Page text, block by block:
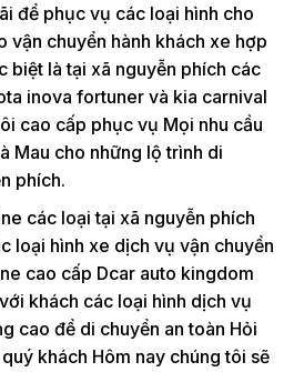
để phục vụ các loại hình cho
vận chuyển hành khách xe hợp
biệt là tại xã nguyễn phích các
inova fortuner và kia carnival
cao cấp phục vụ Mọi nhu cầu
Mau cho những lộ trình di
phích.
các loại tại xã nguyễn phích
loại hình xe dịch vụ vận chuyển
cao cấp Dcar auto kingdom
khách các loại hình dịch vụ
cao để di chuyển an toàn Hỏi
khách Hôm nay chúng tôi sẽ